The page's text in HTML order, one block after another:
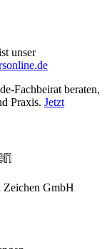
unser
Fachbeirat beraten,
Praxis. Jetzt
Zeichen GmbH